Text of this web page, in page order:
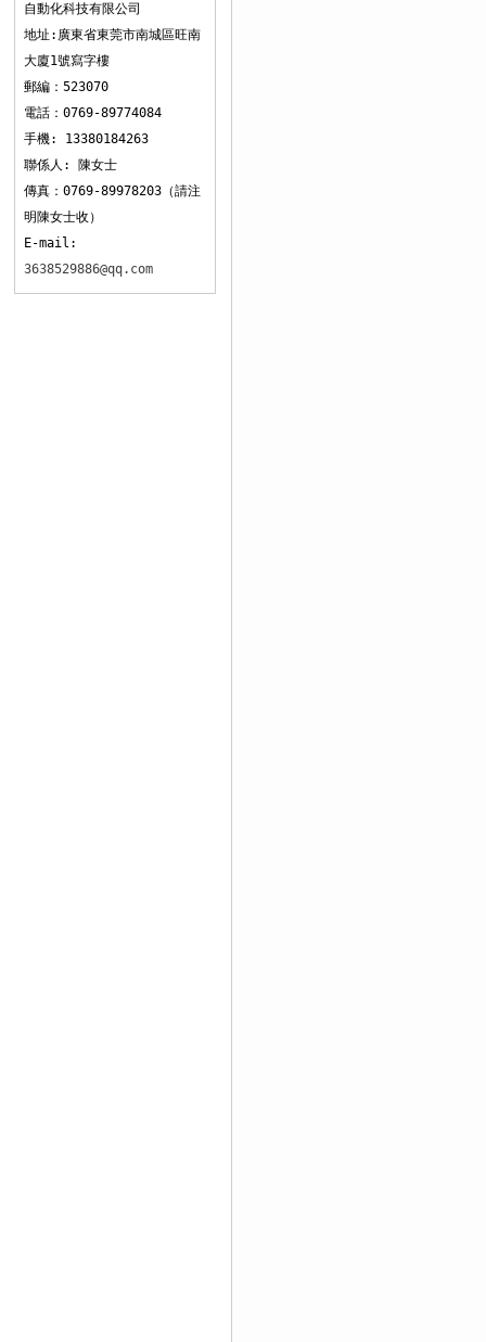
自動化科技有限公司
地址:廣東省東莞市南城區旺南
大廈1號寫字樓
郵編：523070
電話：0769-89774084
手機: 13380184263
聯係人: 陳女士
傳真：0769-89978203（請注
明陳女士收）
E-mail:
3638529886@qq.com